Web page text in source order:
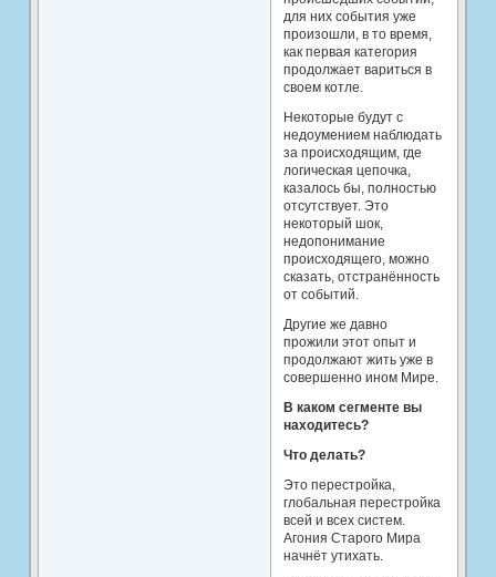
для них события уже
произошли, в то время,
как первая категория
продолжает вариться в
своем котле.
Некоторые будут с
недоумением наблюдать
за происходящим, где
логическая цепочка,
казалось бы, полностью
отсутствует. Это
некоторый шок,
недопонимание
происходящего, можно
сказать, отстранённость
от событий.
Другие же давно
прожили этот опыт и
продолжают жить уже в
совершенно ином Мире.
В каком сегменте вы
находитесь?
Что делать?
Это перестройка,
глобальная перестройка
всей и всех систем.
Агония Старого Мира
начнёт утихать.